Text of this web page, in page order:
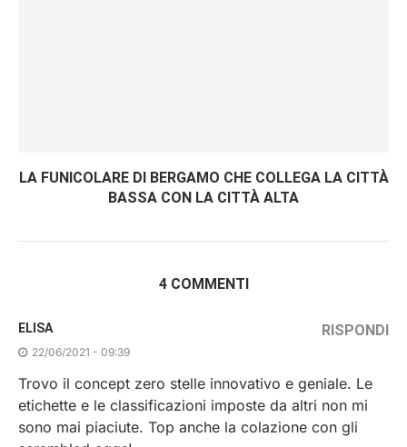
LA FUNICOLARE DI BERGAMO CHE COLLEGA LA CITTÀ
BASSA CON LA CITTÀ ALTA
4 COMMENTI
ELISA
22/06/2021 - 09:39
Trovo il concept zero stelle innovativo e geniale. Le
etichette e le classificazioni imposte da altri non mi
sono mai piaciute. Top anche la colazione con gli
RISPONDI